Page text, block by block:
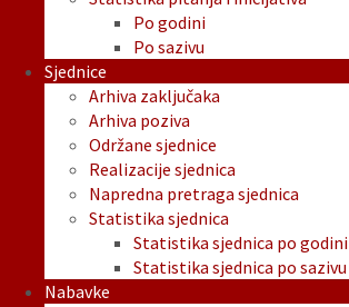
Po godini
Po sazivu
Sjednice
Arhiva zaključaka
Arhiva poziva
Održane sjednice
Realizacije sjednica
Napredna pretraga sjednica
Statistika sjednica
Statistika sjednica po godini
Statistika sjednica po sazivu
Nabavke